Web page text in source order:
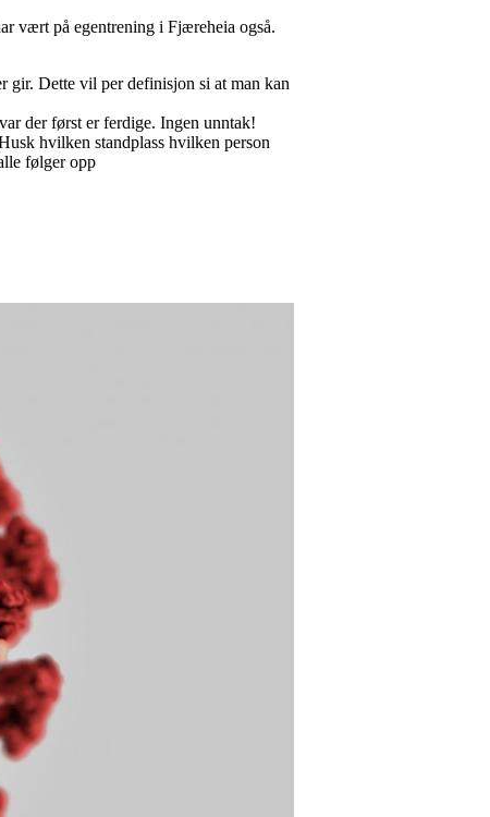
vært på egentrening i Fjæreheia også.
gir. Dette vil per definisjon si at man kan
der først er ferdige. Ingen unntak!
hvilken standplass hvilken person
følger opp